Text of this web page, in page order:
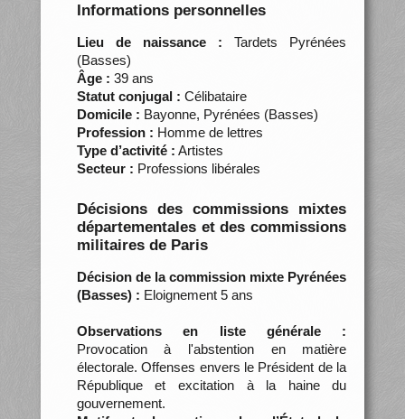
Informations personnelles
Lieu de naissance : Tardets Pyrénées
(Basses)
Âge : 39 ans
Statut conjugal : Célibataire
Domicile : Bayonne, Pyrénées (Basses)
Profession : Homme de lettres
Type d’activité : Artistes
Secteur : Professions libérales
Décisions des commissions mixtes
départementales et des commissions
militaires de Paris
Décision de la commission mixte Pyrénées
(Basses) : Eloignement 5 ans
Observations en liste générale :
Provocation à l'abstention en matière
électorale. Offenses envers le Président de la
République et excitation à la haine du
gouvernement.